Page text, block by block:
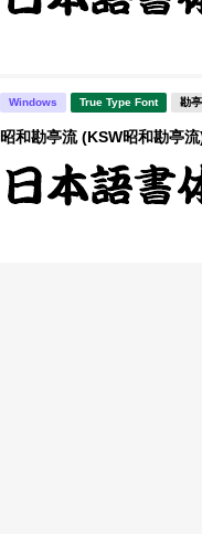
Windows True Type Font 勘
昭和勘亭流 (KSW昭和勘亭流